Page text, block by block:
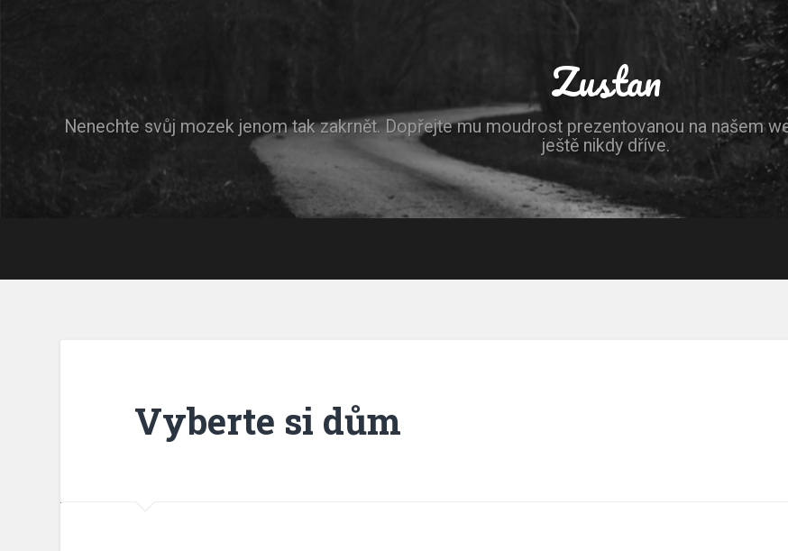
Zustan
Nenechte svůj mozek jenom tak zakrnět. Dopřejte mu moudrost prezentovanou na našem
ještě nikdy dříve.
Vyberte si dům